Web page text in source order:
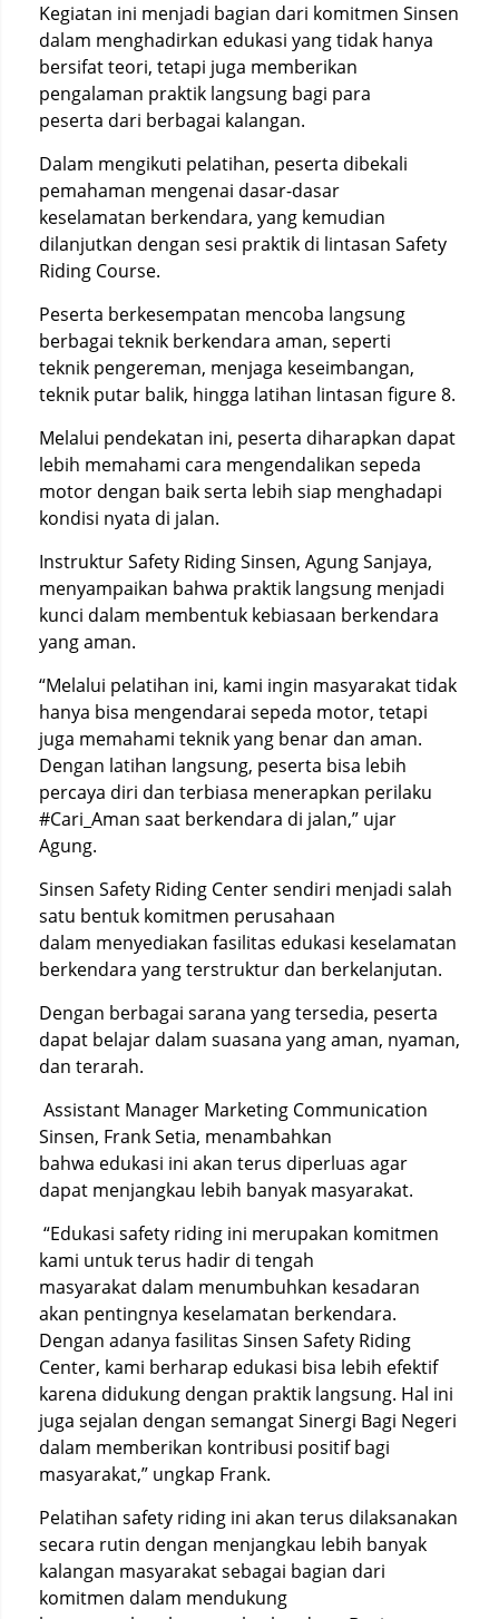
Kegiatan ini menjadi bagian dari komitmen Sinsen
dalam menghadirkan edukasi yang tidak hanya
bersifat teori, tetapi juga memberikan
pengalaman praktik langsung bagi para
peserta dari berbagai kalangan.
Dalam mengikuti pelatihan, peserta dibekali
pemahaman mengenai dasar-dasar
keselamatan berkendara, yang kemudian
dilanjutkan dengan sesi praktik di lintasan Safety
Riding Course.
Peserta berkesempatan mencoba langsung
berbagai teknik berkendara aman, seperti
teknik pengereman, menjaga keseimbangan,
teknik putar balik, hingga latihan lintasan figure 8.
Melalui pendekatan ini, peserta diharapkan dapat
lebih memahami cara mengendalikan sepeda
motor dengan baik serta lebih siap menghadapi
kondisi nyata di jalan.
Instruktur Safety Riding Sinsen, Agung Sanjaya,
menyampaikan bahwa praktik langsung menjadi
kunci dalam membentuk kebiasaan berkendara
yang aman.
“Melalui pelatihan ini, kami ingin masyarakat tidak
hanya bisa mengendarai sepeda motor, tetapi
juga memahami teknik yang benar dan aman.
Dengan latihan langsung, peserta bisa lebih
percaya diri dan terbiasa menerapkan perilaku
#Cari_Aman saat berkendara di jalan,” ujar
Agung.
Sinsen Safety Riding Center sendiri menjadi salah
satu bentuk komitmen perusahaan
dalam menyediakan fasilitas edukasi keselamatan
berkendara yang terstruktur dan berkelanjutan.
Dengan berbagai sarana yang tersedia, peserta
dapat belajar dalam suasana yang aman, nyaman,
dan terarah.
Assistant Manager Marketing Communication
Sinsen, Frank Setia, menambahkan
bahwa edukasi ini akan terus diperluas agar
dapat menjangkau lebih banyak masyarakat.
“Edukasi safety riding ini merupakan komitmen
kami untuk terus hadir di tengah
masyarakat dalam menumbuhkan kesadaran
akan pentingnya keselamatan berkendara.
Dengan adanya fasilitas Sinsen Safety Riding
Center, kami berharap edukasi bisa lebih efektif
karena didukung dengan praktik langsung. Hal ini
juga sejalan dengan semangat Sinergi Bagi Negeri
dalam memberikan kontribusi positif bagi
masyarakat,” ungkap Frank.
Pelatihan safety riding ini akan terus dilaksanakan
secara rutin dengan menjangkau lebih banyak
kalangan masyarakat sebagai bagian dari
komitmen dalam mendukung